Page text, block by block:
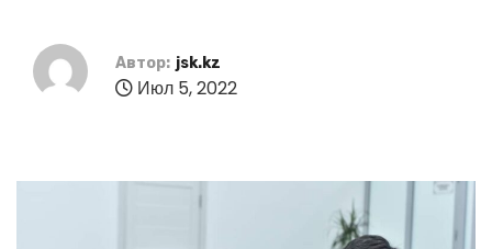
Автор: jsk.kz
Июл 5, 2022